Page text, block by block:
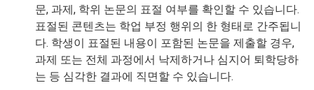
문, 과제, 학위 논문의 표절 여부를 확인할 수 있습니다.
표절된 콘텐츠는 학업 부정 행위의 한 형태로 간주됩니
다. 학생이 표절된 내용이 포함된 논문을 제출할 경우,
과제 또는 전체 과정에서 낙제하거나 심지어 퇴학당하
는 등 심각한 결과에 직면할 수 있습니다.